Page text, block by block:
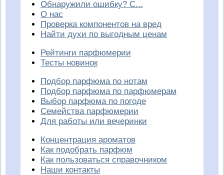
Обнаружили ошибку? С...
О нас
Проверка компонентов на вред
Найти духи по выгодным ценам
Рейтинги парфюмерии
Тесты новинок
Подбор парфюма по нотам
Подбор парфюма по парфюмерам
Выбор парфюма по погоде
Семейства парфюмерии
Для работы или вечеринки
Концентрация ароматов
Как подобрать парфюм
Как пользоваться справочником
Наши контакты